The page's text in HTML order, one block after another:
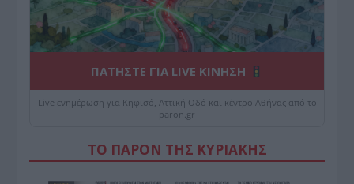
ΠΑΤΗΣΤΕ ΓΙΑ LIVE ΚΙΝΗΣΗ
Live ενημέρωση για Κηφισό, Αττική Οδό και κέντρο Αθήνας από το
paron.gr
ΤΟ ΠΑΡΟΝ ΤΗΣ ΚΥΡΙΑΚΗΣ